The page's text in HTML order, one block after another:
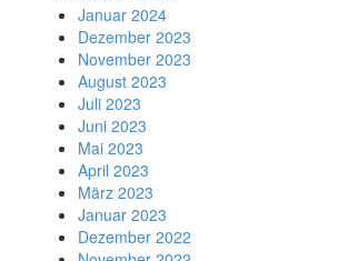
Januar 2024
Dezember 2023
November 2023
August 2023
Juli 2023
Juni 2023
Mai 2023
April 2023
März 2023
Januar 2023
Dezember 2022